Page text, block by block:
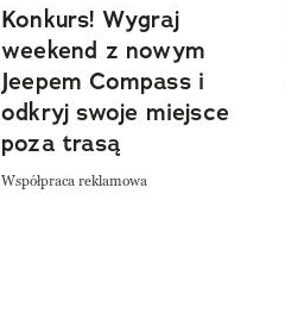
Konkurs! Wygraj
weekend z nowym
Jeepem Compass i
odkryj swoje miejsce
poza trasą
Współpraca reklamowa